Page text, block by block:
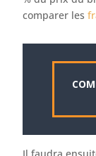
comparer les